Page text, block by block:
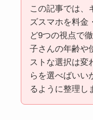
この記事では、
ズスマホを料金
ど9つの視点で
子さんの年齢や
ストな選択は変
らを選べばいい
るように整理し